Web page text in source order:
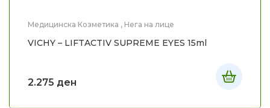
Медицинска Козметика , Нега на лице
VICHY – LIFTACTIV SUPREME EYES 15ml
2.275 ден